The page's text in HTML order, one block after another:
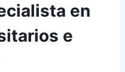
en
e